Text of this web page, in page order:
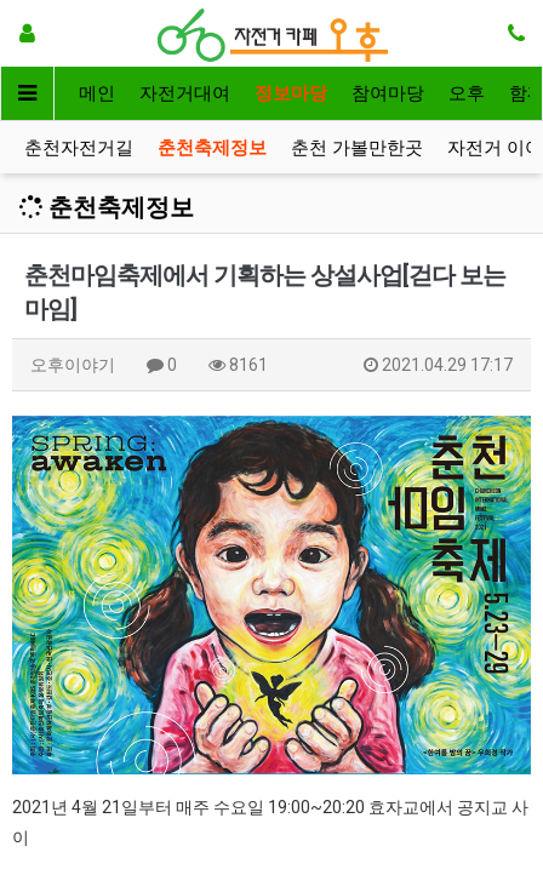
메인 자전거대여 정보마당 참여마당 오후 함
춘천자전거길 춘천축제정보 춘천 가볼만한곳 자전거 이
춘천축제정보
춘천마임축제에서 기획하는 상설사업[걷다 보는
마임]
오후이야기 0 8161 2021.04.29 17:17
2021년 4월 21일부터 매주 수요일 19:00~20:20 효자교에서 공지교 사
이